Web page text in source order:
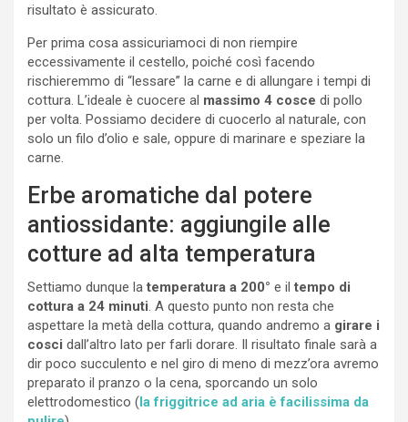
risultato è assicurato.
Per prima cosa assicuriamoci di non riempire
eccessivamente il cestello, poiché così facendo
rischieremmo di “lessare” la carne e di allungare i tempi di
cottura. L’ideale è cuocere al massimo 4 cosce di pollo
per volta. Possiamo decidere di cuocerlo al naturale, con
solo un filo d’olio e sale, oppure di marinare e speziare la
carne.
Erbe aromatiche dal potere
antiossidante: aggiungile alle
cotture ad alta temperatura
Settiamo dunque latemperatura a 200° e iltempo di
cottura a 24 minuti. A questo punto non resta che
aspettare la metà della cottura, quando andremo a girare i
cosci dall’altro lato per farli dorare. Il risultato finale sarà a
dir poco succulento e nel giro di meno di mezz’ora avremo
preparato il pranzo o la cena, sporcando un solo
elettrodomestico (la friggitrice ad aria è facilissima da